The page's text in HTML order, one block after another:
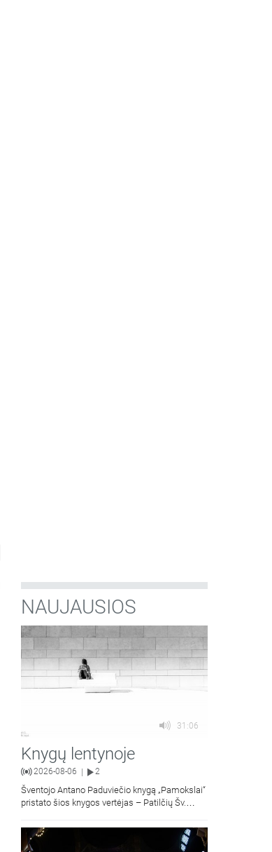
NAUJAUSIOS
31:06
Knygų lentynoje
2026-08-06 2
Šventojo Antano Paduviečio knygą „Pamokslai“
pristato šios knygos vertėjas – Patilčių Šv.
moralinės teologijos dr. Algirdas Petras